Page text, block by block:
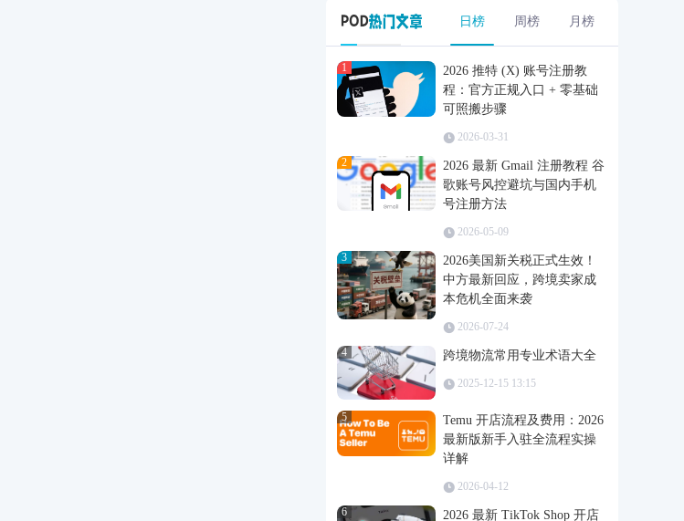
日榜 周榜 月榜
1
2026 推特 (X) 账号注册教
程：官方正规入口 + 零基础
可照搬步骤
2026-03-31
2
2026 最新 Gmail 注册教程 谷
歌账号风控避坑与国内手机
号注册方法
2026-05-09
3
2026美国新关税正式生效！
中方最新回应，跨境卖家成
本危机全面来袭
2026-07-24
4
跨境物流常用专业术语大全
2025-12-15 13:15
5
Temu 开店流程及费用：2026
最新版新手入驻全流程实操
详解
2026-04-12
6
2026 最新 TikTok Shop 开店